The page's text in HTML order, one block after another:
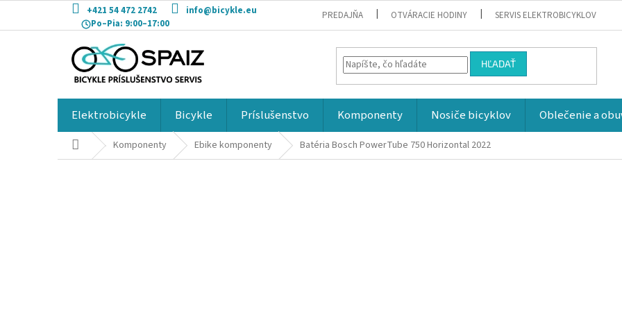
obsah
+421 54 472 2742
info@bicykle.eu
Po–Pia: 9:00–17:00
PREDAJŇA OTVÁRACIE HODINY SERVIS ELEKTROBICYKLOV
HĽADAŤ
Elektrobicykle Bicykle Príslušenstvo Komponenty Nosiče bicyklov Oblečenie a
DomovKomponenty Ebike komponenty Batéria Bosch PowerTube 750 Horizontal 2022